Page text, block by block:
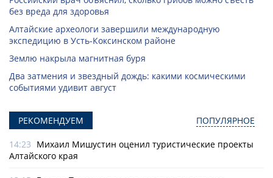
без вреда для здоровья
Алтайские археологи завершили международную
экспедицию в Усть-Коксинском районе
Землю накрыла магнитная буря
Два затмения и звездный дождь: какими космическими
событиями удивит август
РЕКОМЕНДУЕМ ПОПУЛЯРНОЕ
14:23 Михаил Мишустин оценил туристические проекты
Алтайского края